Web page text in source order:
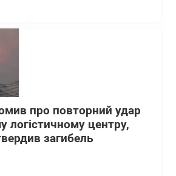
про повторний удар
логістичному центру,
загибель